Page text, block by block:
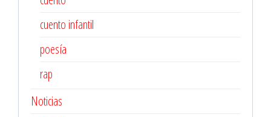
cuento infantil
poesía
rap
Noticias